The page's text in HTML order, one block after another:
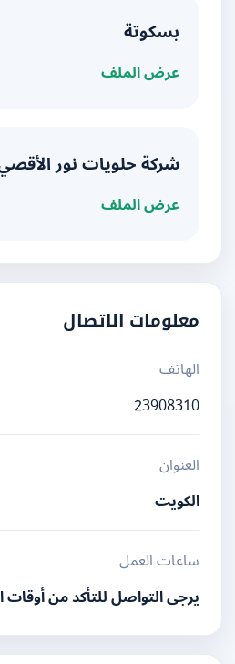
بسكوتة
عرض الملف
شركة حلويات نور الأقصي
عرض الملف
معلومات الاتصال
الهاتف
23908310
العنوان
الكويت
ساعات العمل
يرجى التواصل للتأكد من أوقات العمل